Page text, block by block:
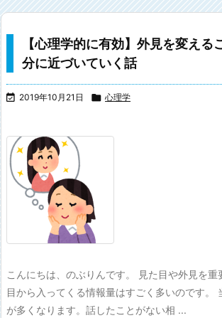
【心理学的に有効】外見を変える
分に近づいていく話
 2019年10月21日  心理学
こんにちは、のぶりんです。 見た目や外見を重
目から入ってくる情報量はすごく多いのです。
が多くなります。話したことがない相 ...